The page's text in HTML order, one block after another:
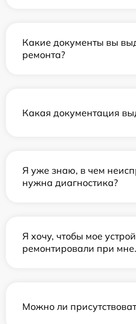
Какие документы вы
ремонта?
Какая документация
Я уже знаю, в чем
нужна диагностика?
Я хочу, чтобы мое
ремонтировали при мне.
Можно ли